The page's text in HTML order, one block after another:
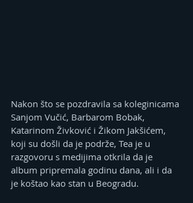
Nakon što se pozdravila sa koleginicama
Sanjom Vučić, Barbarom Bobak,
Katarinom Živković i Žikom Jakšićem,
koji su došli da je podrže, Tea je u
razgovoru s medijima otkrila da je
album pripremala godinu dana, ali i da
je koštao kao stan u Beogradu.